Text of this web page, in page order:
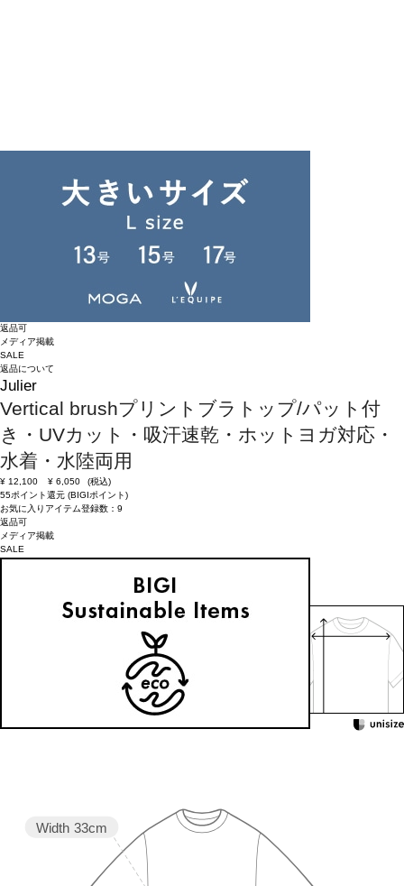
返品可
メディア掲載
SALE
返品について
Julier
Vertical brushプリントブラトップ/パット付
き・UVカット・吸汗速乾・ホットヨガ対応・
水着・水陸両用
¥ 12,100 ¥ 6,050
(税込)
55ポイント還元 (BIGIポイント)
お気に入りアイテム登録数： 9
返品可
メディア掲載
SALE
返品について
Find out more on your body type
Width 33cm